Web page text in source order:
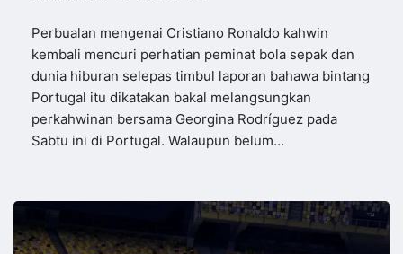
Perbualan mengenai Cristiano Ronaldo kahwin
kembali mencuri perhatian peminat bola sepak dan
dunia hiburan selepas timbul laporan bahawa bintang
Portugal itu dikatakan bakal melangsungkan
perkahwinan bersama Georgina Rodríguez pada
Sabtu ini di Portugal. Walaupun belum…